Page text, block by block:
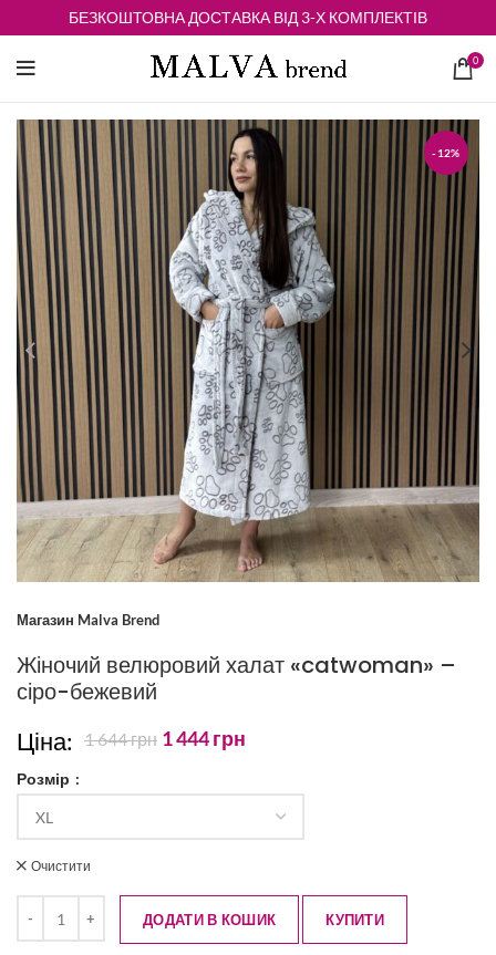
БЕЗКОШТОВНА ДОСТАВКА ВІД 3-Х КОМПЛЕКТІВ
0
-12%
Магазин Malva Brend
Жіночий велюровий халат «catwoman» –
сіро-бежевий
Ціна: 1 644грн 1 444грн
Розмір
Очистити
ДОДАТИ В КОШИК КУПИТИ